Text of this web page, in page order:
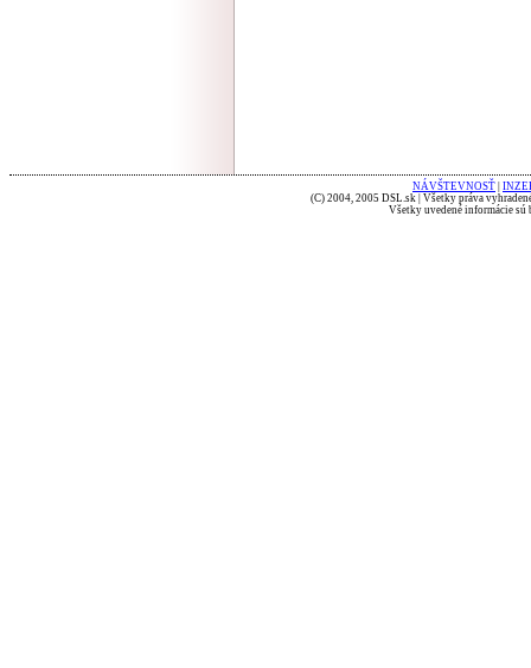
NÁVŠTEVNOSŤ
(C) 2004, 2005 DSL.sk | Všetky práva
Všetky uvedené informácie sú